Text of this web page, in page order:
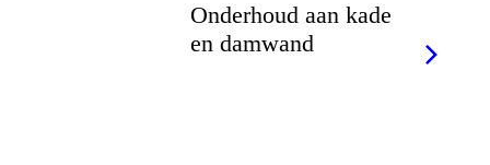
Onderhoud aan kade
en damwand